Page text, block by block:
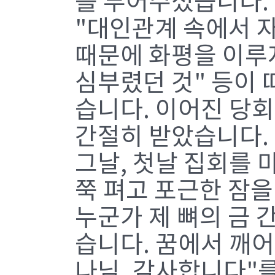
"대인관계 속에서
때문에 화평을 이
심부렸던 것" 등이
습니다. 이어진 당
간절히 받았습니다.
그날, 첫날 집회를
쭉 펴고 포근한 잠
누군가 제 뼈의 금
습니다. 꿈에서 깨